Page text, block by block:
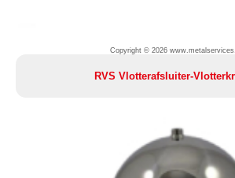
Copyright © 2026
RVS Vlotterafsluiter-